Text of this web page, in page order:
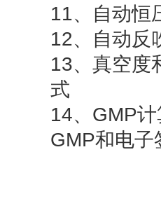
11、自动恒
12、自动反
13、真空度
式
14、GMP
GMP和电子